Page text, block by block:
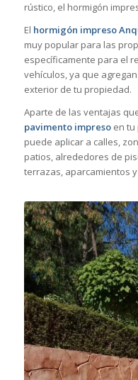
rústico, el hormigón
El hormigón impreso
muy popular para las
específicamente para el
vehículos, ya que
exterior de tu propiedad.
Aparte de las ventajas
pavimento impresoen tu
puede aplicar a calles,
patios, alrededores de
terrazas, aparcamientos